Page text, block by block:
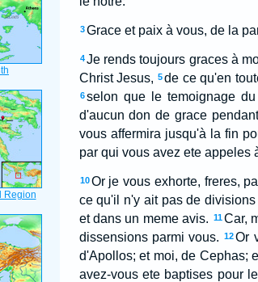
3 Grace et paix à vous, de la
4 Je rends toujours graces à
Christ Jesus, 5 de ce qu'en
6 selon que le temoignage
d'aucun don de grace
vous affermira jusqu'à la fin
par qui vous avez ete appeles
10 Or je vous exhorte, freres,
ce qu'il n'y ait pas de
et dans un meme avis. 11Car,
dissensions parmi vous.
12Or
d'Apollos; et moi, de Cephas;
avez-vous ete baptises pour